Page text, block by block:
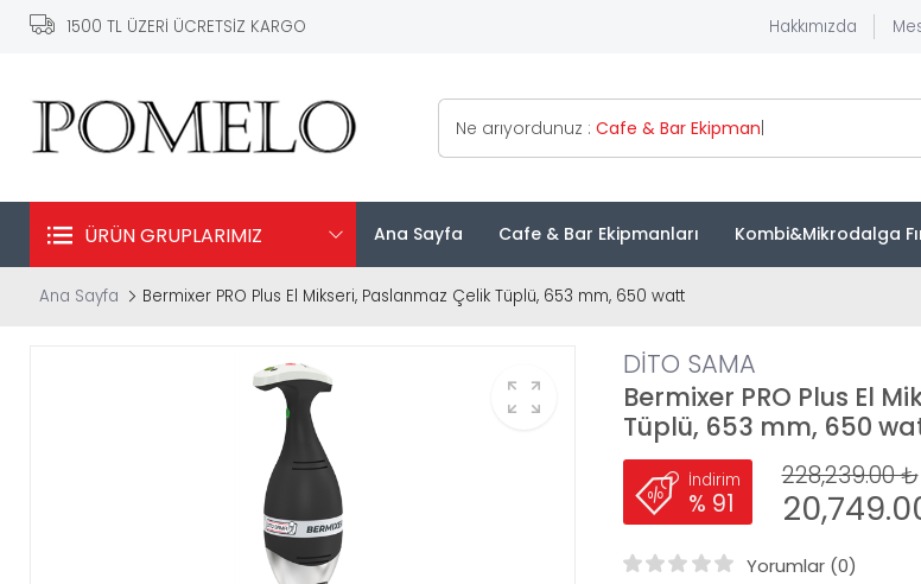
1500 TL ÜZERİ ÜCRETSİZ KARGO Hakkımızda
Ne arıyordunuz : Cafe & Bar|
ÜRÜN GRUPLARIMIZ Ana Sayfa Cafe & Bar Ekipmanları Kombi&Mikrodalga
Ana Sayfa Bermixer PRO Plus El Mikseri, Paslanmaz Çelik Tüplü, 653 mm, 650 watt
DİTO SAMA
Bermixer PRO Plus El
Tüplü, 653 mm, 650
İndirim
% 91
228,239.00 ₺
Yorumlar (0)